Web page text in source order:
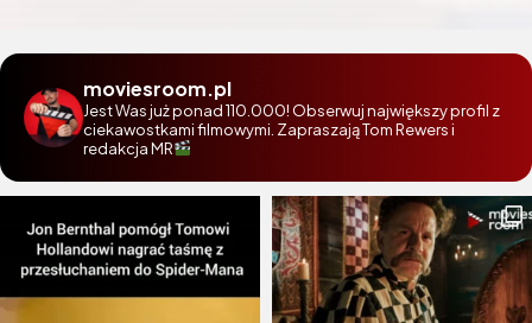
moviesroom.pl
Jest Was już ponad 110.000! Obserwuj największy profil z
ciekawostkami filmowymi. Zapraszają Tom Rewers i
redakcja MR